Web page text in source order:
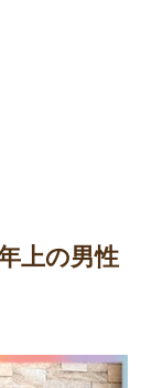
上の男性